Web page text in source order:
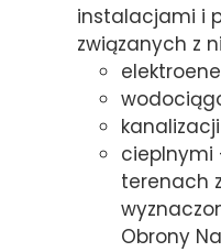
instalacjami i
związanych z
cieplnymi
terenach
Obrony